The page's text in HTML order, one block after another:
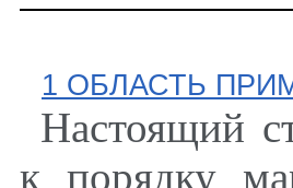
1 ОБЛАСТЬ
Настоящий
к порядку